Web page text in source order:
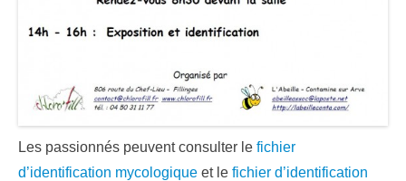
Les passionnés peuvent consulter le fichier
d’identification mycologique et le fichier d’identification